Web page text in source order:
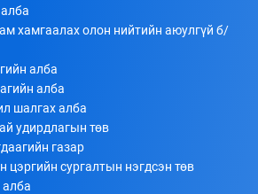
хамгаалах олон нийтийн аюулгүй б/
алба
алба
шалгах алба
удирдлагын төв
газар
цэргийн сургалтын нэгдсэн төв
алба